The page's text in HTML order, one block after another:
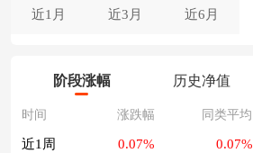
近1月 近3月 近6月
阶段涨幅 历史净值
时间 涨跌幅 同类平均
近1周 0.07% 0.07%